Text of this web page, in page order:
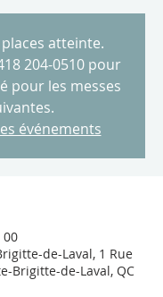
atteinte.
204-0510 pour
pour les messes
événements
00
de-Laval, 1 Rue
Brigitte-de-Laval, QC